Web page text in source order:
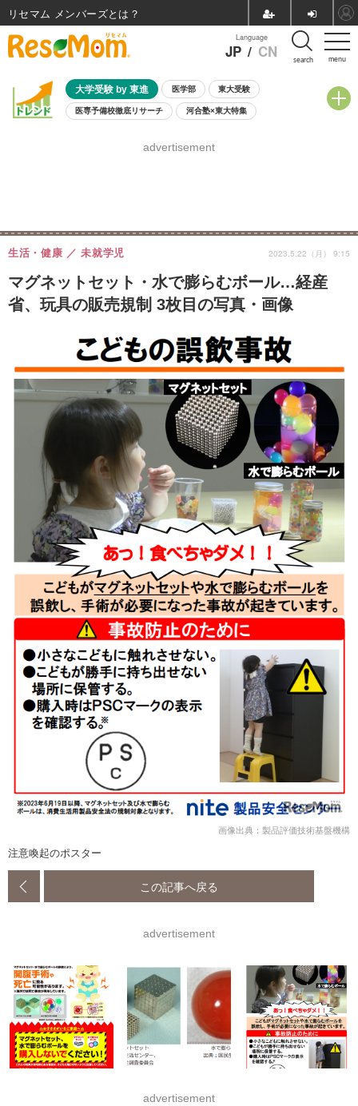
menu
Language
JP / CN search
大学受験 by 東進 医学部 東大受験
医専予備校徹底リサーチ 河合塾×東大特集
8月開催学校説明会・相談会
advertisement
マグネットセット・水で膨らむボール…経産
省、玩具の販売規制 3枚目の写真・画像
生活・健康 未就学児 2023.5.22（月） 9:15
画像出典：製品評価技術基盤機構
注意喚起のポスター
この記事へ戻る
advertisement
advertisement
リセマム メンバーズ